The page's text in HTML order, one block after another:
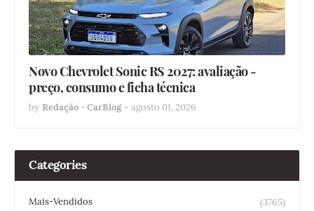
Novo Chevrolet Sonic RS 2027: avaliação -
preço, consumo e ficha técnica
by Redação - CarBlog - agosto 01, 2026
Categories
Mais-Vendidos
(3765)